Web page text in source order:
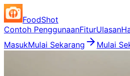
FoodShot
Contoh PenggunaanFiturUlasan
MasukMulai Sekarang Mulai